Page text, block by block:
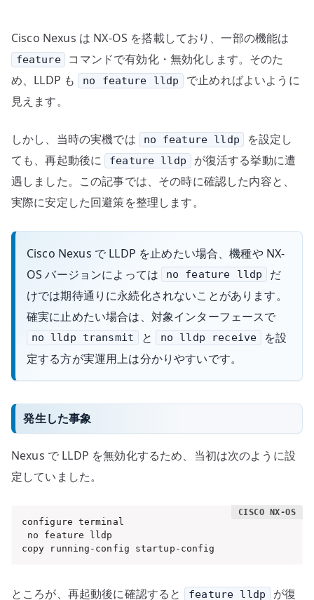
化
と
設
定
化
へ
の
Cisco Nexus は NX-OS を搭載しており、一部の機能は
feature
コマンドで有効化・無効化します。そのた
め、LLDP も
no feature lldp
で止めればよいように
見えます。
しかし、当時の実機では no feature lldp
を設定し
ても、再起動後に
feature lldp
が復活する挙動に遭
遇しました。この記事では、その時に確認した内容と、
実際に安定した回避策を整理します。
Cisco Nexus で LLDP を止めたい場合、機種や NX-
OS バージョンによっては
no feature lldp
だ
けでは期待通りに永続化されないことがあります。
確実に止めたい場合は、対象インターフェースで
no lldp transmit と no lldp receive
を設
定する方が実運用上は分かりやすいです。
発生した事象
Nexus で LLDP を無効化するため、当初は次のように設
定していました。
configure terminal
no feature lldp
copy running-config startup-config
ところが、再起動後に確認すると feature lldp
が復